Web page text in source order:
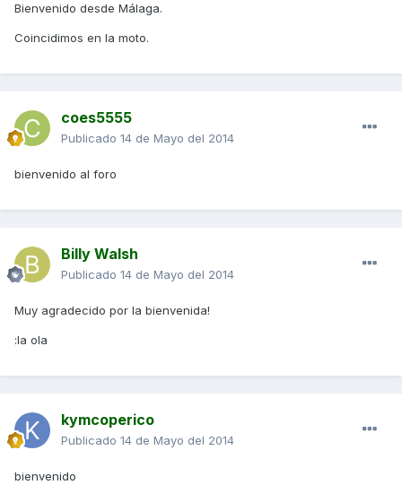
Bienvenido desde Málaga.
Coincidimos en la moto.
coes5555
Publicado 14 de Mayo del 2014
bienvenido al foro
Billy Walsh
Publicado 14 de Mayo del 2014
Muy agradecido por la bienvenida!
:la ola
kymcoperico
Publicado 14 de Mayo del 2014
bienvenido